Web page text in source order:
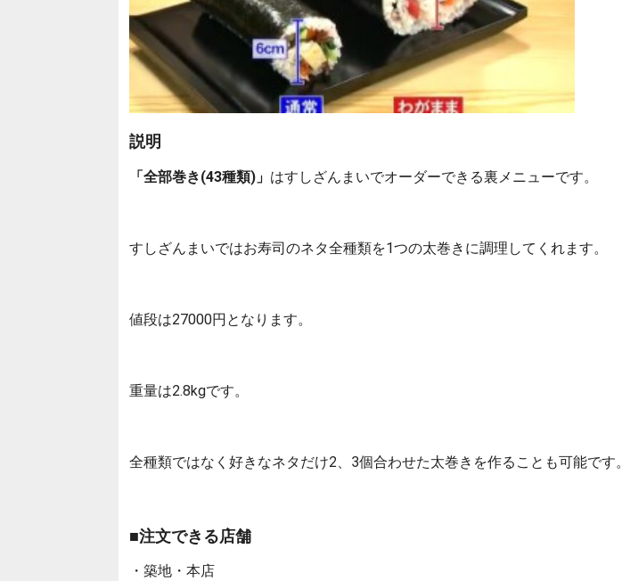
説明
「全部巻き(43種類)」 はすしざんまいでオーダーできる裏メニューです。
すしざんまいではお寿司のネタ全種類を1つの太巻きに調理してくれます。
値段は27000円となります。
重量は2.8kgです。
全種類ではなく好きなネタだけ2、3個合わせた太巻きを作ることも可能です。
■注文できる店舗
・築地・本店